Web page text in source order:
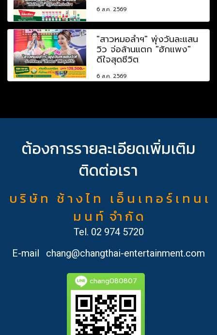
6 ส.ค. 2569
"สาวหมอลำฯ" พุ่งวันละแสน
วิว จ่อล้านแตก "ฮักแพง"
ดีใจสุดชีวิต
6 ส.ค. 2569
ต้องการรายละเอียดเพิ่มเติม
ติดต่อเรา
บ ริ ษั ท ช้ า ง ไ ท เ อ็ น เ ท อ ร์ เ ท น เ
ม น ท์ จำ กั ด
Tel. 02 974 5720
E-mail
chang@changthai-entertainment.com
chang080807